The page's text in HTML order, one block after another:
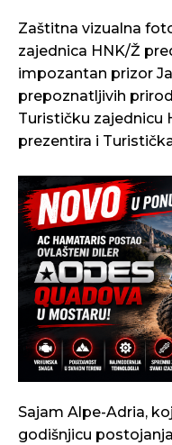
Zaštitna vizualna
zajednica HNK/Ž
impozantan prizor
prepoznatljivih
Turističku zajednicu
prezentira i
Sajam Alpe-Adria,
godišnjicu